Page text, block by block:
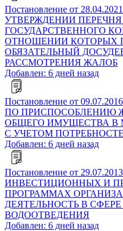
Постановление от
УТВЕРЖДЕНИИ
ГОСУДАРСТВЕННОГО
ОТНОШЕНИИ КОТОРЫХ
ОБЯЗАТЕЛЬНЫЙ
РАССМОТРЕНИЯ ЖАЛОБ
Добавлен: 6 дней назад
Постановление от
ПО ПРИСПОСОБЛЕНИЮ
ОБЩЕГО ИМУЩЕСТВА В
С УЧЕТОМ
Добавлен: 6 дней назад
Постановление от
ИНВЕСТИЦИОННЫХ И
ПРОГРАММАХ
ДЕЯТЕЛЬНОСТЬ В
ВОДООТВЕДЕНИЯ
Добавлен: 6 дней назад